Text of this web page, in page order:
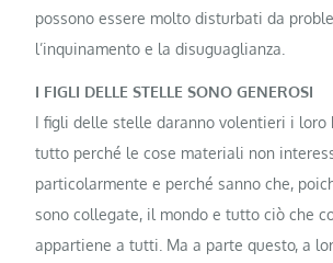
possono essere molto disturbati da
l’inquinamento e la disuguaglianza.
I FIGLI DELLE STELLE SONO GENEROSI
I figli delle stelle daranno volentieri i loro
tutto perché le cose materiali non
particolarmente e perché sanno che,
sono collegate, il mondo e tutto ciò che
appartiene a tutti. Ma a parte questo, a